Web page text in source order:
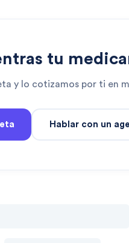
tu
y lo cotizamos por ti en
Hablar con un